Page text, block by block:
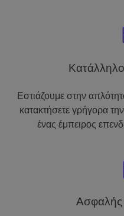
Εστιάζουμε στην
κατακτήσετε γρήγορα
ένας έμπειρος